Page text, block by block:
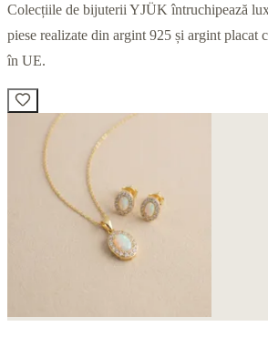
Colecțiile de bijuterii YJÜK întruchipează
piese realizate din argint 925 și argint placat
în UE.